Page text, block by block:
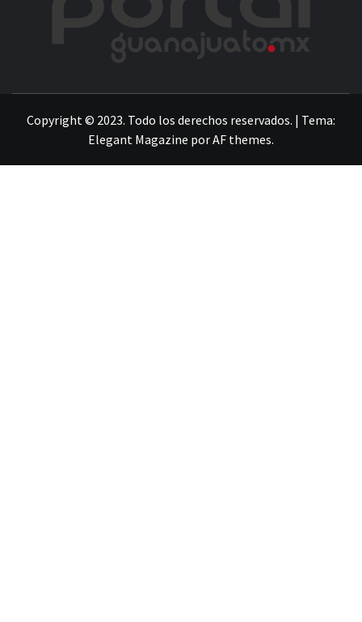
Copyright © 2023. Todo los derechos reservados. | Tema:
Elegant Magazine porAF themes.